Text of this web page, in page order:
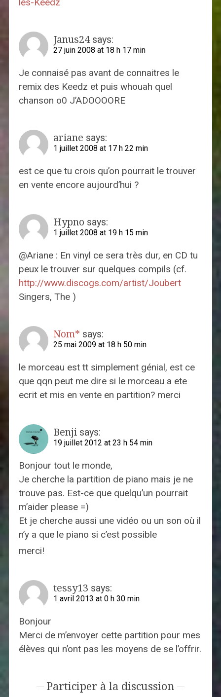
Janus24 says:
27 juin 2008 at 18 h 17 min
Je connaisé pas avant de connaitres le
remix des Keedz et puis whouah quel
chanson o0 J’ADOOOORE
ariane says:
1 juillet 2008 at 17 h 22 min
est ce que tu crois qu’on pourrait le trouver
en vente encore aujourd’hui ?
Hypno says:
1 juillet 2008 at 19 h 15 min
@Ariane : En vinyl ce sera très dur, en CD tu
peux le trouver sur quelques compils (cf.
http://www.discogs.com/artist/Joubert
Singers, The )
Nom* says:
25 mai 2009 at 18 h 50 min
le morceau est tt simplement génial, est ce
que qqn peut me dire si le morceau a ete
ecrit et mis en vente en partition? merci
Benji says:
19 juillet 2012 at 23 h 54 min
Bonjour tout le monde,
Je cherche la partition de piano mais je ne
trouve pas. Est-ce que quelqu’un pourrait
m’aider please =)
Et je cherche aussi une vidéo ou un son où il
n’y a que le piano si c’est possible
merci!
tessy13 says:
1 avril 2013 at 0 h 30 min
Bonjour
Merci de m’envoyer cette partition pour mes
élèves qui n’ont pas les moyens de se l’offrir.
Participer à la discussion